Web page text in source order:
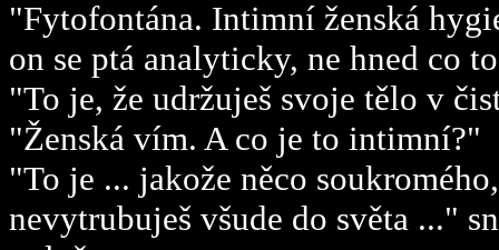
"Fytofontána. Intimní ženská
on se ptá analyticky, ne hned co
"To je, že udržuješ svoje tělo v
"Ženská vím. A co je to intimní?"
"To je ... jakože něco
nevytrubuješ všude do světa ..."